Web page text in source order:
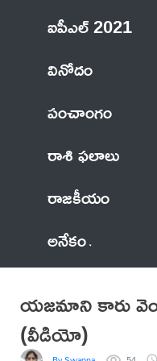
ఐపీఎల్ 2021
వినోదం
పంచాంగం
రాశి ఫలాలు
రాజకీయం
అనేకం
యజమాని కారు వెంట
(వీడియో)